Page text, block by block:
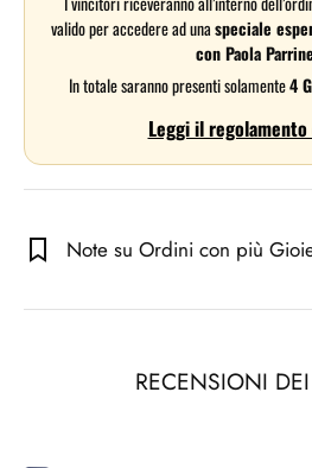
valido per accedere ad unaspeciale
con Paola
In totale saranno presenti solamente4
Leggi il
Note su Ordini con più
RECENSIONI